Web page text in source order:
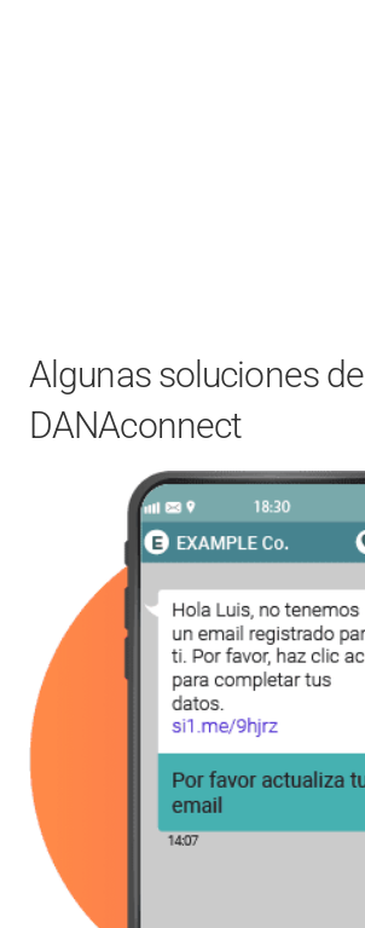
Algunas soluciones de
DANAconnect